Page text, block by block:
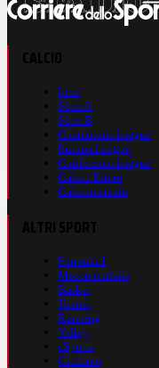
Live
Serie A
Serie B
Champions League
Europa League
Conference League
Calcio Estero
Calciomercato
Formula 1
Motomondiale
Basket
Tennis
Running
Volley
eSports
Ciclismo